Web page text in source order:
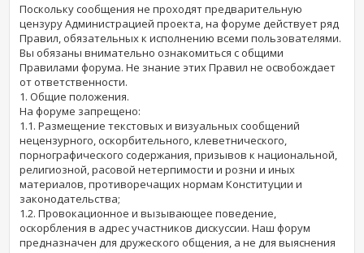
Поскольку сообщения не проходят предварительную
цензуру Администрацией проекта, на форуме действует ряд
Правил, обязательных к исполнению всеми пользователями.
Вы обязаны внимательно ознакомиться с общими
Правилами форума. Не знание этих Правил не освобождает
от ответственности.
1. Общие положения.
На форуме запрещено:
1.1. Размещение текстовых и визуальных сообщений
нецензурного, оскорбительного, клеветнического,
порнографического содержания, призывов к национальной,
религиозной, расовой нетерпимости и розни и иных
материалов, противоречащих нормам Конституции и
законодательства;
1.2. Провокационное и вызывающее поведение,
оскорбления в адрес участников дискуссии. Наш форум
предназначен для дружеского общения, а не для выяснения